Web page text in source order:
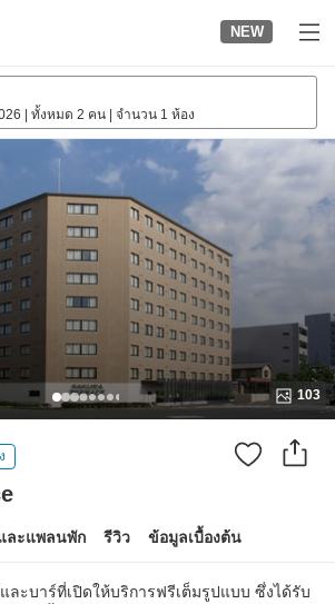
NEW
ทั้งหมด 2 คน จำนวน 1 ห้อง
103
ละแพลนพัก รีวิว ข้อมูลเบื้องต้น
ละบาร์ที่เปิดให้บริการฟรีเต็มรูปแบบ ซึ่งได้รับ